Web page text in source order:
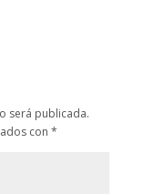
será publicada.
con *